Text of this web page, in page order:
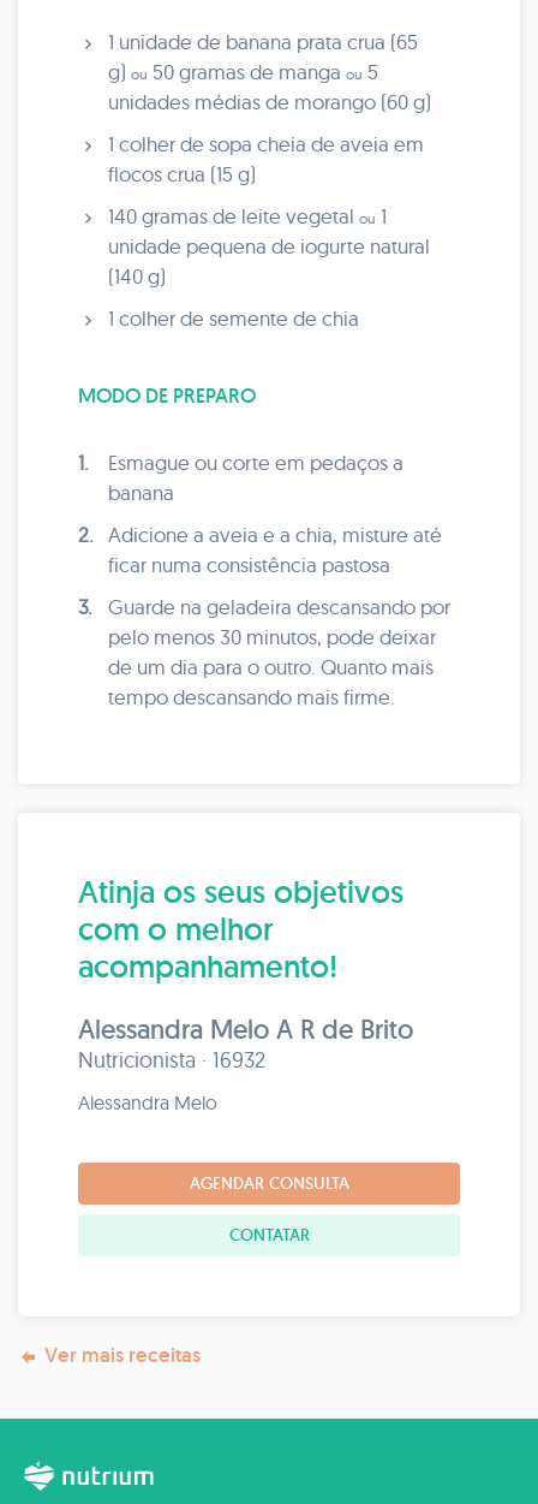
1 unidade de banana prata crua (65
g) ou 50 gramas de manga ou 5
unidades médias de morango (60 g)
1 colher de sopa cheia de aveia em
flocos crua (15 g)
140 gramas de leite vegetal ou 1
unidade pequena de iogurte natural
(140 g)
1 colher de semente de chia
MODO DE PREPARO
1.
Esmague ou corte em pedaços a
banana
2.
Adicione a aveia e a chia, misture até
ficar numa consistência pastosa
3.
Guarde na geladeira descansando por
pelo menos 30 minutos, pode deixar
de um dia para o outro. Quanto mais
tempo descansando mais firme.
Atinja os seus objetivos
com o melhor
acompanhamento!
Alessandra Melo A R de Brito
Nutricionista · 16932
Alessandra Melo
AGENDAR CONSULTA
CONTATAR
Ver mais receitas